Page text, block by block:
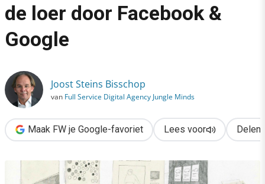
Het infarct van de menselijke aandacht ligt op de loer door
de loer door Facebook &
Google
Joost Steins Bisschop
van Full Service Digital Agency Jungle Minds
Maak FW je Google-favoriet Lees voor Delen